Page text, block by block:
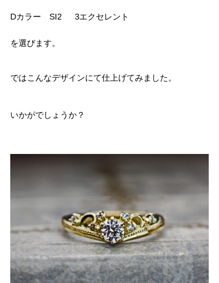
Dカラー SI2 3エクセレント
を選びます。
ではこんなデザインにて仕上げてみました。
いかがでしょうか？